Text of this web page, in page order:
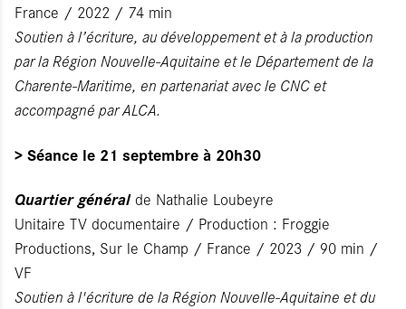
France / 2022 / 74 min
Soutien à l’écriture, au développement et à la production
par la Région Nouvelle-Aquitaine et le Département de la
Charente-Maritime, en partenariat avec le CNC et
accompagné par ALCA.
> Séance le 21 septembre à 20h30
Quartier généralde Nathalie Loubeyre
Unitaire TV documentaire / Production : Froggie
Productions, Sur le Champ / France / 2023 / 90 min /
VF
Soutien à l'écriture de la Région Nouvelle-Aquitaine et du